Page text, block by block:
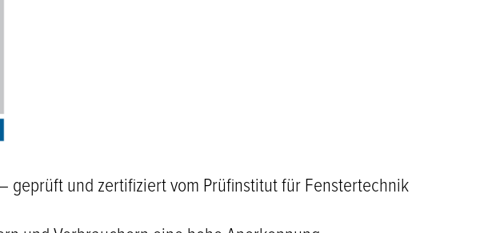
geprüft und zertifiziert vom Prüfinstitut für Fenstertechnik